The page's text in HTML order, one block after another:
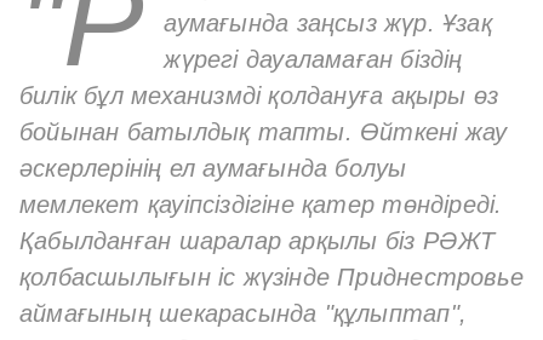
аумағында заңсыз жүр. Ұзақ
жүрегі дауаламаған біздің
билік бұл механизмді қолдануға ақыры өз
бойынан батылдық тапты. Өйткені жау
әскерлерінің ел аумағында болуы
мемлекет қауіпсіздігіне қатер төндіреді.
Қабылданған шаралар арқылы біз РӘЖТ
қолбасшылығын іс жүзінде Приднестровье
аймағының шекарасында "құлыптап",